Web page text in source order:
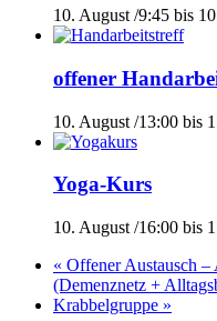
10. August /9:45 bis
offener
10. August /13:00 bis
Yoga-Kurs
10. August /16:00 bis
« Offener Austausch
(Demenznetz +
Krabbelgruppe »